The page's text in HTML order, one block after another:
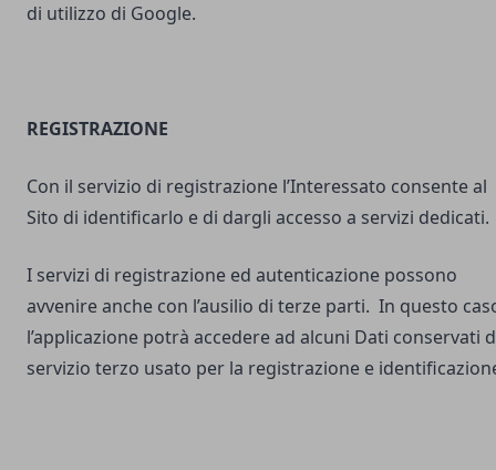
di utilizzo di Google.
REGISTRAZIONE
Con il servizio di registrazione l’Interessato consente al
Sito di identificarlo e di dargli accesso a servizi dedicati.
I servizi di registrazione ed autenticazione possono
avvenire anche con l’ausilio di terze parti. In questo
l’applicazione potrà accedere ad alcuni Dati conservati
servizio terzo usato per la registrazione e